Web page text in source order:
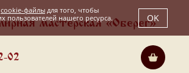
мастерская «Оберег»
02
cookie-файлы для того, чтобы
пользователей нашего ресурса.
OK